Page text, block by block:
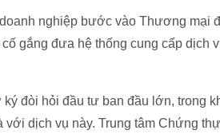
nghiệp bước vào Thương mại
gắng đưa hệ thống cung cấp dịch
đòi hỏi đầu tư ban đầu lớn, trong
dịch vụ này. Trung tâm Chứng